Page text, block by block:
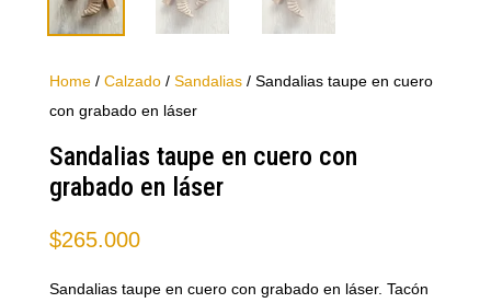
Home/ Calzado/ Sandalias/ Sandalias taupe en cuero
con grabado en láser
Sandalias taupe en cuero con
grabado en láser
$265.000
Sandalias taupe en cuero con grabado en láser. Tacón